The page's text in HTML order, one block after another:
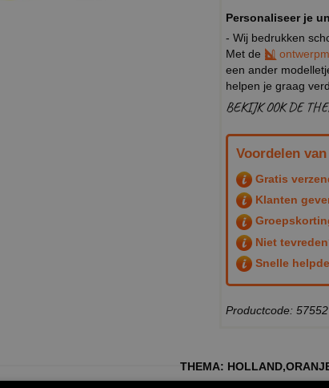
Personaliseer je
- Wij bedrukken
Met de
een ander
helpen je graag
BEKIJK OOK DE
Voordelen
Gratis
Klanten
Niet
Snelle
Productcode:
THEMA: HOLLAND,